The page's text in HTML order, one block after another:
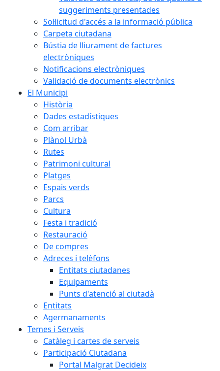
suggeriments presentades
Sol·licitud d'accés a la informació pública
Carpeta ciutadana
Bústia de lliurament de factures
electròniques
Notificacions electròniques
Validació de documents electrònics
El Municipi
Història
Dades estadístiques
Com arribar
Plànol Urbà
Rutes
Patrimoni cultural
Platges
Espais verds
Parcs
Cultura
Festa i tradició
Restauració
De compres
Adreces i telèfons
Entitats ciutadanes
Equipaments
Punts d'atenció al ciutadà
Entitats
Agermanaments
Temes i Serveis
Catàleg i cartes de serveis
Participació Ciutadana
Portal Malgrat Decideix